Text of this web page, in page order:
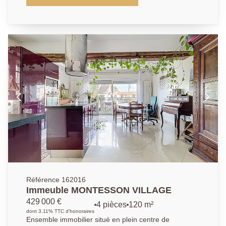
53.58m². Profitez d'un emplacement privilégié, à
parfaitement entretenue et appréciée pour son calme
et sa qualité de vie. Il se compose d'un grand séjour
lumineux avec une cuisine américaine aménagée (le
tout faisant 31.9m²), ouvrant sur un balcon terrasse
de 9m². La partie nuit se compose d'une chambre de
9.5m² donnant sur les jardins de la résidence, d'une
salle de bains et d'un wc indépendant. Une place de
parking en sous-sol et une cave complètent ce bien.
Possibilité d'acquerir un box équipé d'une borne
électrique au sous-sol de la résidence. Une
opportunité à saisir dans l'un des quartiers les plus
prisé de Chatou.
Référence 162016
Immeuble MONTESSON VILLAGE
429 000 €
dont 3.11% TTC d'honoraires
4 pièces 120 m²
Ensemble immobilier situé en plein centre de